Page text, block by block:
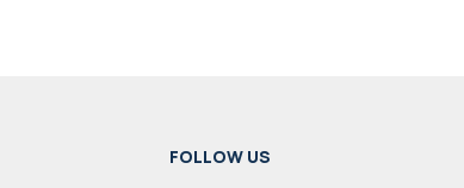
FOLLOW US